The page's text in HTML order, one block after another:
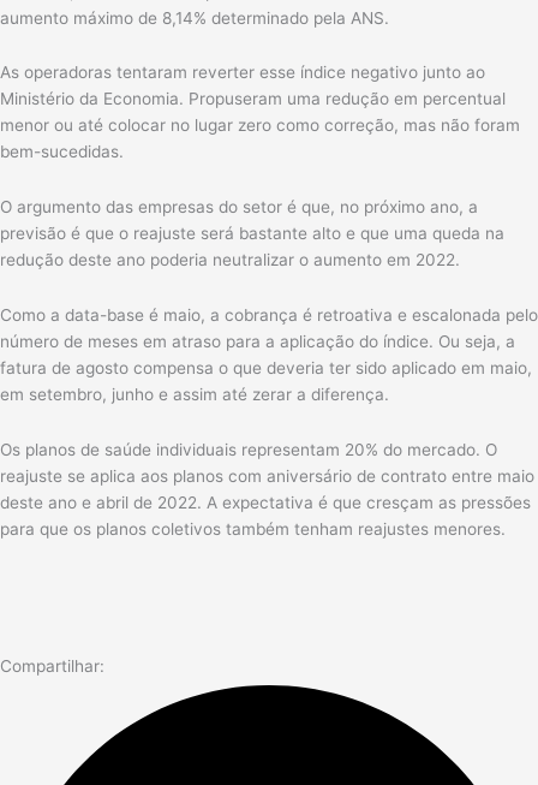
aumento máximo de 8,14% determinado pela ANS.
As operadoras tentaram reverter esse índice negativo junto ao
Ministério da Economia. Propuseram uma redução em percentual
menor ou até colocar no lugar zero como correção, mas não foram
bem-sucedidas.
O argumento das empresas do setor é que, no próximo ano, a
previsão é que o reajuste será bastante alto e que uma queda na
redução deste ano poderia neutralizar o aumento em 2022.
Como a data-base é maio, a cobrança é retroativa e escalonada pelo
número de meses em atraso para a aplicação do índice. Ou seja, a
fatura de agosto compensa o que deveria ter sido aplicado em maio,
em setembro, junho e assim até zerar a diferença.
Os planos de saúde individuais representam 20% do mercado. O
reajuste se aplica aos planos com aniversário de contrato entre maio
deste ano e abril de 2022. A expectativa é que cresçam as pressões
para que os planos coletivos também tenham reajustes menores.
Compartilhar: